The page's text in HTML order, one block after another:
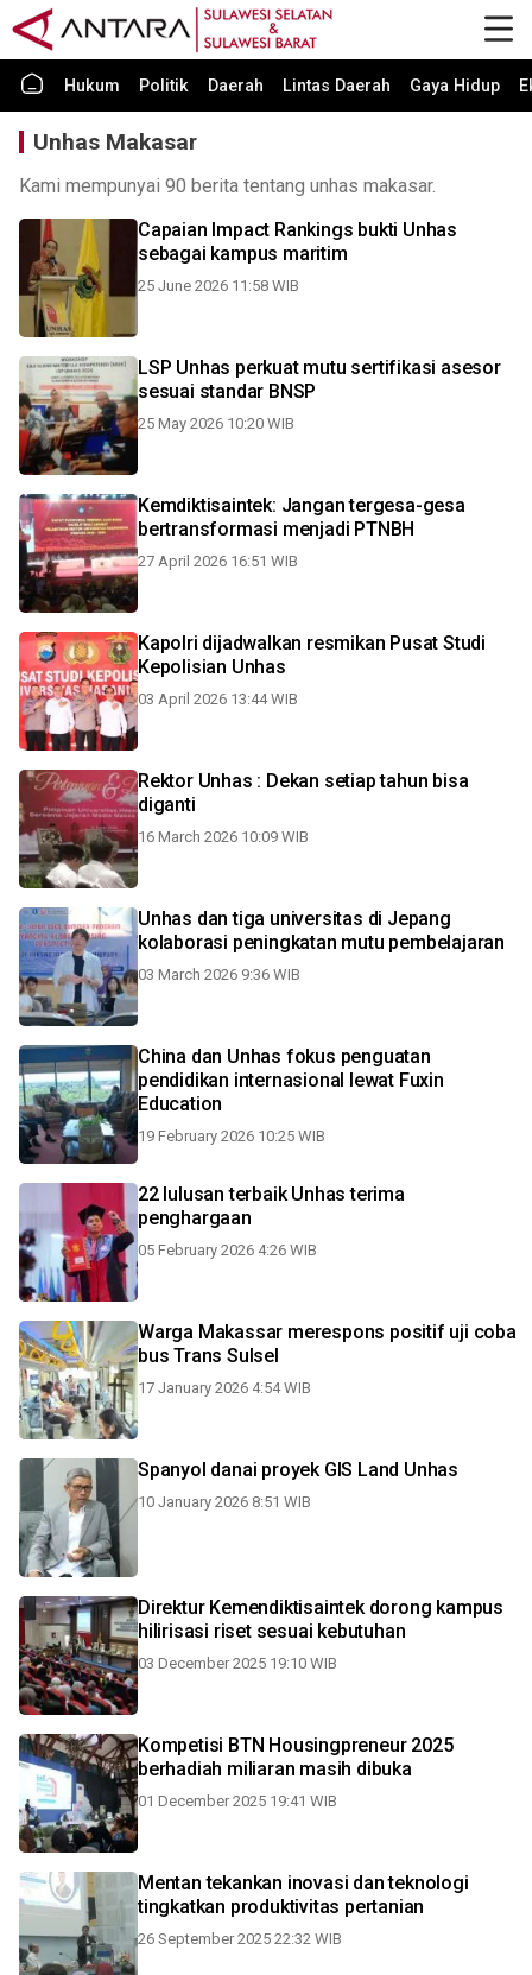
Hukum Politik Daerah Lintas Daerah Gaya Hidup
Unhas Makasar
Kami mempunyai 90 berita tentang unhas makasar.
Capaian Impact Rankings bukti Unhas
sebagai kampus maritim
25 June 2026 11:58 WIB
LSP Unhas perkuat mutu sertifikasi asesor
sesuai standar BNSP
25 May 2026 10:20 WIB
Kemdiktisaintek: Jangan tergesa-gesa
bertransformasi menjadi PTNBH
27 April 2026 16:51 WIB
Kapolri dijadwalkan resmikan Pusat Studi
Kepolisian Unhas
03 April 2026 13:44 WIB
Rektor Unhas : Dekan setiap tahun bisa
diganti
16 March 2026 10:09 WIB
Unhas dan tiga universitas di Jepang
kolaborasi peningkatan mutu pembelajaran
03 March 2026 9:36 WIB
China dan Unhas fokus penguatan
pendidikan internasional lewat Fuxin
Education
19 February 2026 10:25 WIB
22 lulusan terbaik Unhas terima
penghargaan
05 February 2026 4:26 WIB
Warga Makassar merespons positif uji coba
bus Trans Sulsel
17 January 2026 4:54 WIB
Spanyol danai proyek GIS Land Unhas
10 January 2026 8:51 WIB
Direktur Kemendiktisaintek dorong kampus
hilirisasi riset sesuai kebutuhan
03 December 2025 19:10 WIB
Kompetisi BTN Housingpreneur 2025
berhadiah miliaran masih dibuka
01 December 2025 19:41 WIB
Mentan tekankan inovasi dan teknologi
tingkatkan produktivitas pertanian
26 September 2025 22:32 WIB